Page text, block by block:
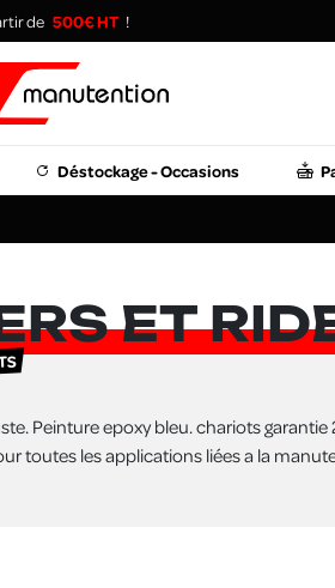
de 500€ HT !
Déstockage - Occasions
ET
Peinture epoxy bleu. chariots garantie
toutes les applications liées a la